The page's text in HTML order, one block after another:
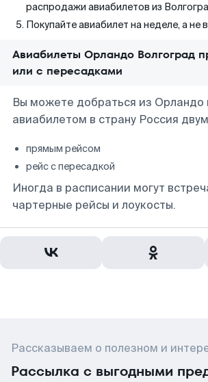
распродажи авиабилетов из
Покупайте авиабилет на неделе, а не
Авиабилеты Орландо Волгоград
или с пересадками
Вы можете добраться из Орландо
авиабилетом в страну Россия
прямым рейсом
рейс с пересадкой
Иногда в расписании могут
чартерные рейсы и лоукосты.
Рассказываем о полезном и
Рассылка с выгодными